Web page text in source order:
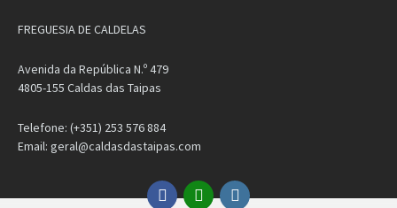
FREGUESIA DE CALDELAS
Avenida da República N.º 479
4805-155 Caldas das Taipas
Telefone: (+351) 253 576 884
Email: geral@caldasdastaipas.com
Facebook
EmailInstagram